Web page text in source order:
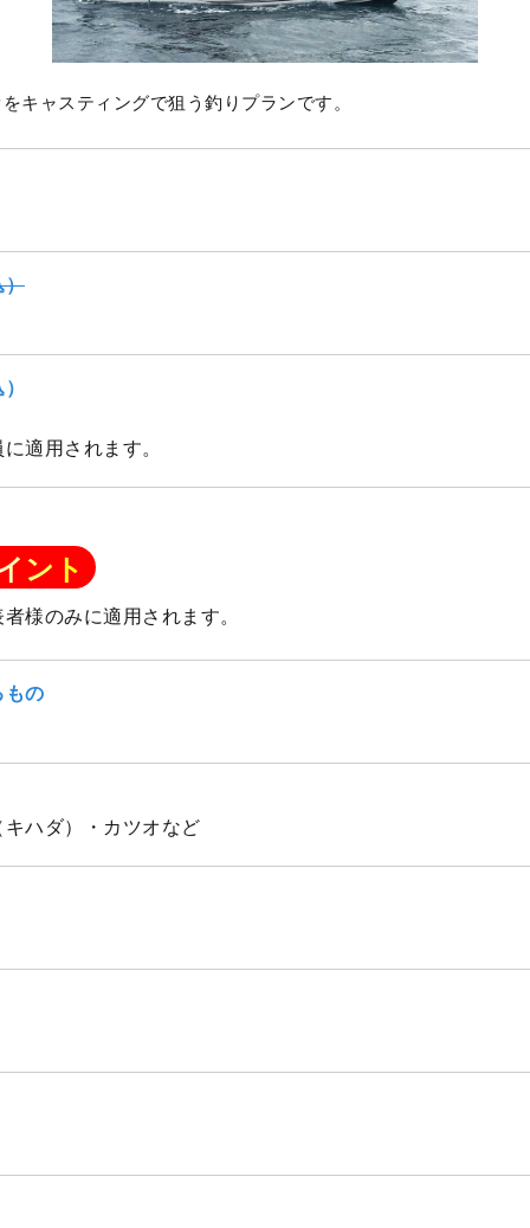
キャスティングで狙う釣りプランです。
）
適用されます。
ント
様のみに適用されます。
もの
ハダ）・カツオなど